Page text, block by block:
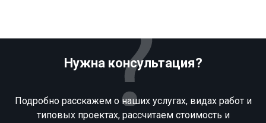
Нужна консультация?
Подробно расскажем о наших услугах, видах работ и
типовых проектах, рассчитаем стоимость и